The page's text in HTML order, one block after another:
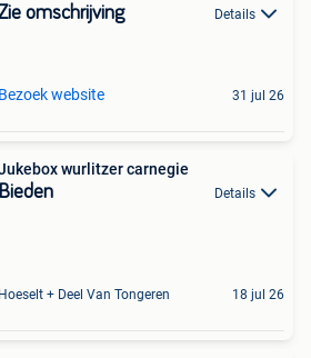
omschrijving Details
Bezoek website 31 jul 26
wurlitzer carnegie
Bieden Details
Hoeselt + Deel Van Tongeren 18 jul 26